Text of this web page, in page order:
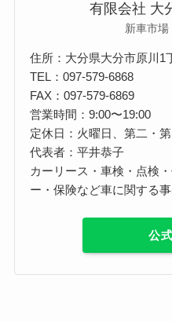
有限会社 大
新車市
住所：大分県大分市原川1
TEL：097-579-6868
FAX：097-579-6869
営業時間：9:00〜19:00
定休日：火曜日、第二・
代表者：平井恭子
カーリース・車検・点検
ー・保険など車に関する
公